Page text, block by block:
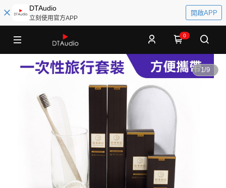
DTAudio
立刻使用官方APP
開啟APP
0
1/9